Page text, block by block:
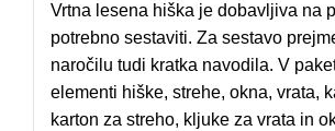
Vrtna lesena hiška je dobavljiva na
potrebno sestaviti. Za sestavo
naročilu tudi kratka navodila. V
elementi hiške, strehe, okna, vrata,
karton za streho, kljuke za vrata in